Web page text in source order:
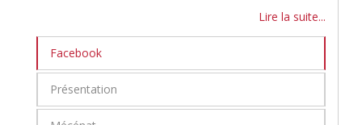
Lire la suite...
Facebook
Présentation